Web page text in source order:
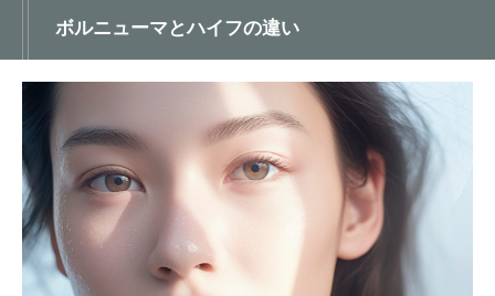
ボルニューマとハイフの違い